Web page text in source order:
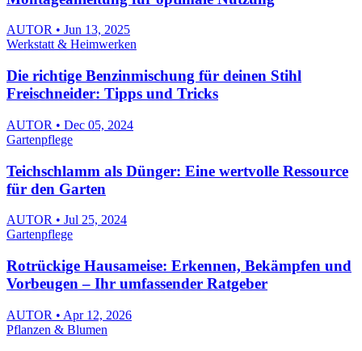
AUTOR • Jun 13, 2025
Werkstatt & Heimwerken
Die richtige Benzinmischung für deinen Stihl
Freischneider: Tipps und Tricks
AUTOR • Dec 05, 2024
Gartenpflege
Teichschlamm als Dünger: Eine wertvolle Ressource
für den Garten
AUTOR • Jul 25, 2024
Gartenpflege
Rotrückige Hausameise: Erkennen, Bekämpfen und
Vorbeugen – Ihr umfassender Ratgeber
AUTOR • Apr 12, 2026
Pflanzen & Blumen